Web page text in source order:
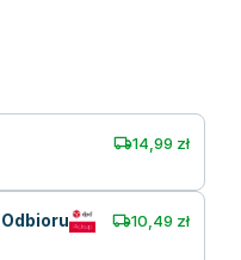
14,99 zł
10,49 zł